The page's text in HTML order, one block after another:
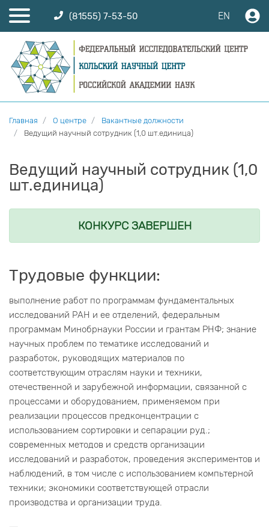
(81555) 7-53-50 EN
Главная О центре
Вакантные должности
Ведущий научный сотрудник (1,0 шт.единица)
Ведущий научный сотрудник (1,0
шт.единица)
КОНКУРС ЗАВЕРШЕН
Трудовые функции:
выполнение работ по программам фундаментальных
исследований РАН и ее отделений, федеральным
программам Минобрнауки России и грантам РНФ; знание
научных проблем по тематике исследований и
разработок, руководящих материалов по
соответствующим отраслям науки и техники,
отечественной и зарубежной информации, связанной с
процессами и оборудованием, применяемом при
реализации процессов предконцентрации с
использованием сортировки и сепарации руд.;
современных методов и средств организации
исследований и разработок, проведения экспериментов и
наблюдений, в том числе с использованием компьтерной
техники; экономики соответствующей отрасли
производства и организации труда.